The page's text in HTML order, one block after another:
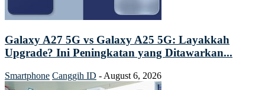
Galaxy A27 5G vs Galaxy A25 5G: Layakkah
Upgrade? Ini Peningkatan yang Ditawarkan...
Smartphone Canggih ID - August 6, 2026